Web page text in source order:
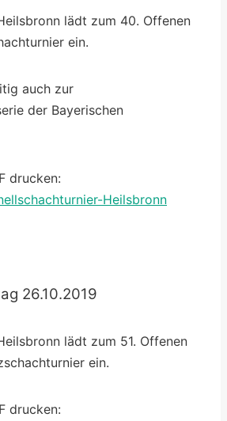
lädt zum 40. Offenen
ein.
auch zur
der Bayerischen
drucken:
Heilsbronn
26.10.2019
lädt zum 51. Offenen
ein.
drucken: